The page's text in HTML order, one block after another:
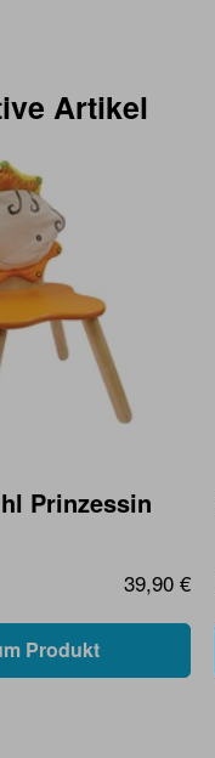
Artikel
Prinzessin
39,90 €
Produkt